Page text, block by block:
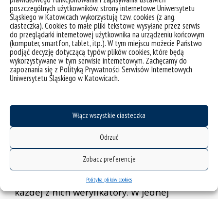
poszczególnych użytkowników, strony internetowe Uniwersytetu
Śląskiego w Katowicach wykorzystują tzw. cookies (z ang.
ciasteczka). Cookies to małe pliki tekstowe wysyłane przez serwis
do przeglądarki internetowej użytkownika na urządzeniu końcowym
(komputer, smartfon, tablet, itp.). W tym miejscu możecie Państwo
podjąć decyzję dotyczącą typów plików cookies, które będą
wykorzystywane w tym serwisie internetowym. Zachęcamy do
zapoznania się z Polityką Prywatności Serwisów Internetowych
Uniwersytetu Śląskiego w Katowicach.
Włącz wszystkie ciasteczka
Odrzuć
Zobacz preferencje
Polityka plików cookies
przypominający karty perforowane do
rozgrywania prostego, w zamyśle, zadania
poznawczego. Kod zawsze ma trzy cyfry od
1 do 5 i w wariancie solo uzyskujemy tym
wyższy wynik, im mniejszej ilości „pytań” do
mechanizmu potrzebujemy, żeby go
Z punktu widzenia treningu poznawczego,
ćwiczenia dedukcji czy też logicznego
rozumowania, gra jest naprawdę dobrze
zaprojektowana i kolejne zagadki
zmieniają się nie tylko z uwagi na poziom
trudności, ale również na dostępne w
każdej z nich weryfikatory. W jednej